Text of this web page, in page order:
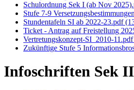
Schulordnung Sek I (ab Nov
Stufe 7-9
Stundentafeln SI ab 2022-23.pdf
Ticket - Antrag auf Freistellung
Vertretungskonzept-SI_2010-11.pdf
Zukünftige Stufe 5
Infoschriften Sek II